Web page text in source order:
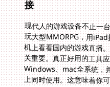
接
现代人的游戏设备不止一
玩大型MMORPG，用
机上看看国内的游戏直播
关重要。真正好用的工
Windows、mac全系统，
上同时使用。这意味着你
厅的电视盒子照样用同一
目，互不干扰。再加上稳
担心刷个副本、更新个游